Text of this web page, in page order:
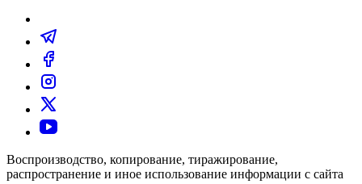
Воспроизводство, копирование, тиражирование,
распространение и иное использование информации с сайта